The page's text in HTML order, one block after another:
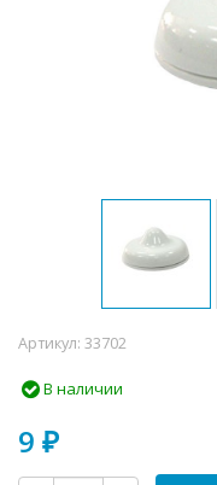
Артикул: 33702
В наличии
9 ₽